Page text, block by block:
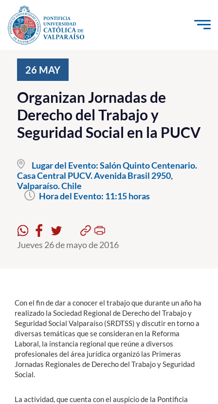
Click acá para ir directamente al contenido
Investigación, Creación e Innovación
PUCV Internacional
Vinculación con el Medio
Pregrado
Postgrado
Estudiantes
Alumni
English
26 MAY
Organizan Jornadas de
Derecho del Trabajo y
Seguridad Social en la PUCV
Lugar del Evento:Salón Quinto Centenario.
Casa Central PUCV. Avenida Brasil 2950,
Valparaíso. Chile
Hora del Evento: 11:15 horas
Jueves 26 de mayo de 2016
Con el fin de dar a conocer el trabajo que durante un año ha
realizado la Sociedad Regional de Derecho del Trabajo y
Seguridad Social Valparaíso (SRDTSS) y discutir en torno a
diversas temáticas que se consideran en la Reforma
Laboral, la instancia regional que reúne a diversos
profesionales del área jurídica organizó las Primeras
Jornadas Regionales de Derecho del Trabajo y Seguridad
Social.
La actividad, que cuenta con el auspicio de la Pontificia